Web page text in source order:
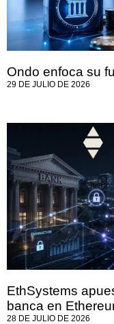
Ondo enfoca su
29 DE JULIO DE 2026
EthSystems
banca en
28 DE JULIO DE 2026